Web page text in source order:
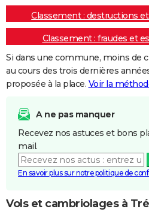
Classement : destructions
Classement : fraudes et
Si dans une commune, moins de
au cours des trois dernières
proposée à la place. Voir la
A ne pas manquer
Recevez nos astuces et bons
mail.
En savoir plus sur notre politique de
Vols et cambriolages à